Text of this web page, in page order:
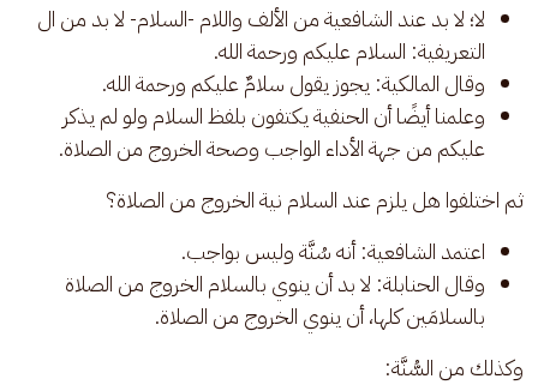
لا؛ لا بد عند الشافعية من الألف واللام -السلام- لا بد من ال
التعريفية: السلام عليكم ورحمة الله.
وقال المالكية: يجوز يقول سلامٌ عليكم ورحمة الله.
وعلمنا أيضًا أن الحنفية يكتفون بلفظ السلام ولو لم يذكر
عليكم من جهة الأداء الواجب وصحة الخروج من الصلاة.
ثم اختلفوا هل يلزم عند السلام نية الخروج من الصلاة؟
اعتمد الشافعية: أنه سُنَّة وليس بواجب.
وقال الحنابلة: لا بد أن ينوي بالسلام الخروج من الصلاة
بالسلامَين كلها، أن ينوي الخروج من الصلاة.
وكذلك من السُّنَّة: